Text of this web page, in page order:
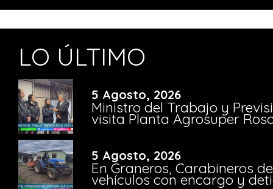
LO ÚLTIMO
5 Agosto, 2026
Ministro del Trabajo y
visita Planta Agrosuper
5 Agosto, 2026
En Graneros, Carabineros
vehículos con encargo y